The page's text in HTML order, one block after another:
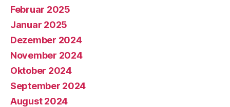
Februar 2025
Januar 2025
Dezember 2024
November 2024
Oktober 2024
September 2024
August 2024